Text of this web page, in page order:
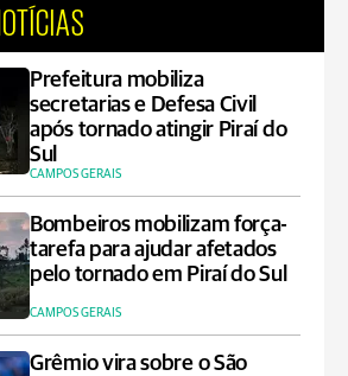
Prefeitura mobiliza
secretarias e Defesa Civil
após tornado atingir Piraí do
Sul
CAMPOS GERAIS
Bombeiros mobilizam força-
tarefa para ajudar afetados
pelo tornado em Piraí do Sul
CAMPOS GERAIS
Grêmio vira sobre o São